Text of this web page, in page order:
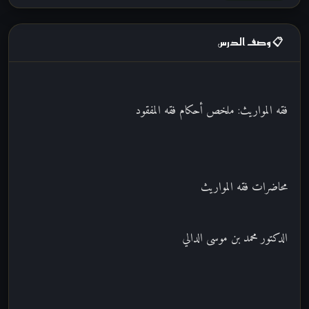
📋 وصف الدرس
فقه المواريث: ملخص أحكام فقه المفقود
محاضرات فقه المواريث
الدكتور محمد بن موسى الدالي